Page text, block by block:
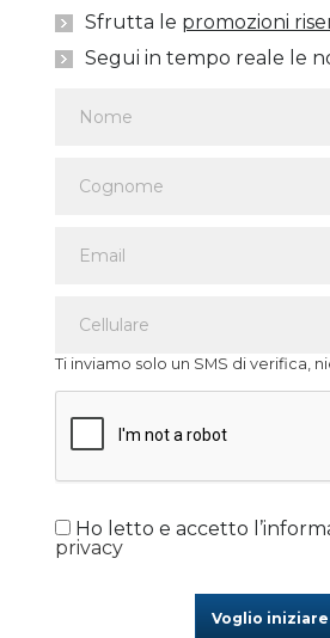
Sfrutta le promozioni
Segui in tempo reale le
Ti inviamo solo un SMS di verifica,
Ho letto e accetto
privacy
Voglio iniziare